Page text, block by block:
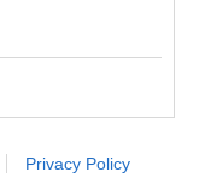
Privacy Policy
«Το 2023